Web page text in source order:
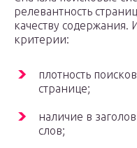
релевантность
качеству
критерии:
плотность
странице;
наличие в
слов;